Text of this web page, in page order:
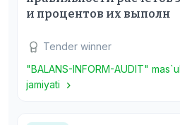
и процентов их выполн
Tender winner
"BALANS-INFORM-AUDIT"
jamiyati